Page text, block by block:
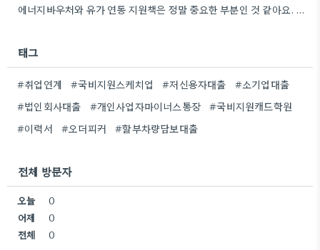
에너지바우처와 유가 연동 지원책은 정말 중요한 부분인 것 같아요. 특히 농어민분들이 에너지 가격 변동에 덜…
태그
#취업연계 #국비지원스케치업 #저신용자대출
#소기업대출
#법인회사대출
#개인사업자마이너스통장
#국비지원캐드학원
#이력서
#오더피커 #할부차량담보대출
전체 방문자
오늘
0
어제
0
전체
0